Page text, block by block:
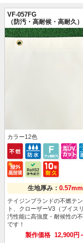
VF-057FG
（防汚・高耐候・高耐久）
カラー12色
生地厚み：0.57mm
テイジンブランドの不燃テ
ト、クローザーV3（ブイス
汚性能に高強度・耐候性の
です！
製作価格 12,900円